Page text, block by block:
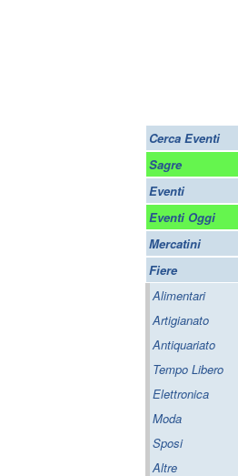
Cerca Eventi
Sagre
Eventi
Eventi Oggi
Mercatini
Fiere
Alimentari
Artigianato
Antiquariato
Tempo Libero
Elettronica
Moda
Sposi
Altre